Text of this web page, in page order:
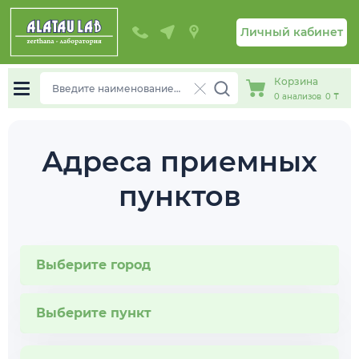
Личный кабинет
Корзина
0 анализов 0 ₸
Адреса приемных
пунктов
Выберите город
Выберите пункт